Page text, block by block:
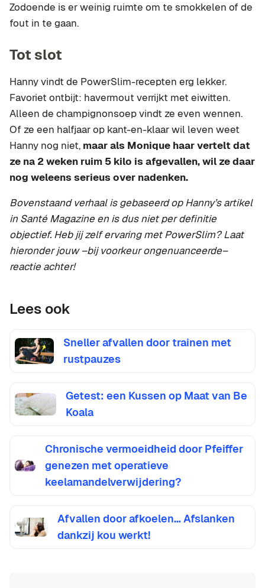
Zodoende is er weinig ruimte om te smokkelen of de
fout in te gaan.
Tot slot
Hanny vindt de PowerSlim-recepten erg lekker.
Favoriet ontbijt: havermout verrijkt met eiwitten.
Alleen de champignonsoep vindt ze even wennen.
Of ze een halfjaar op kant-en-klaar wil leven weet
Hanny nog niet, maar als Monique haar vertelt dat
ze na 2 weken ruim 5 kilo is afgevallen, wil ze daar
nog weleens serieus over nadenken.
Bovenstaand verhaal is gebaseerd op Hanny’s artikel
in Santé Magazine en is dus niet per definitie
objectief. Heb jij zelf ervaring met PowerSlim? Laat
hieronder jouw –bij voorkeur ongenuanceerde–
reactie achter!
Lees ook
Sneller afvallen door trainen met
rustpauzes
Getest: een Kussen op Maat van Be
Koala
Chronische vermoeidheid door Pfeiffer
genezen met operatieve
keelamandelverwijdering?
Afvallen door afkoelen… Afslanken
dankzij kou werkt!